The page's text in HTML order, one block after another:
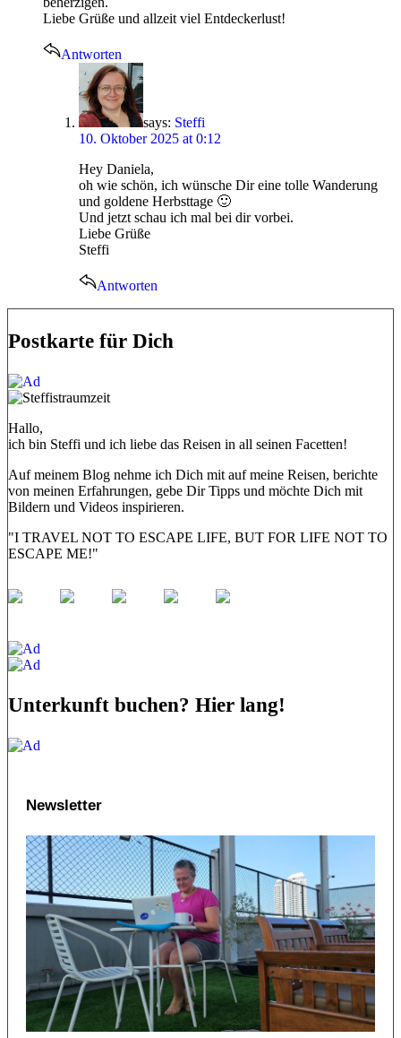
Liebe Grüße und allzeit viel Entdeckerlust!
Antworten
says: Steffi
10. Oktober 2025 at 0:12
Hey Daniela,
oh wie schön, ich wünsche Dir eine tolle Wanderung
und goldene Herbsttage 🙂
Und jetzt schau ich mal bei dir vorbei.
Liebe Grüße
Steffi
Antworten
Postkarte für Dich
Hallo,
ich bin Steffi und ich liebe das Reisen in all seinen Facetten!
Auf meinem Blog nehme ich Dich mit auf meine Reisen, berichte
von meinen Erfahrungen, gebe Dir Tipps und möchte Dich mit
Bildern und Videos inspirieren.
"I TRAVEL NOT TO ESCAPE LIFE, BUT FOR LIFE NOT TO
ESCAPE ME!"
Unterkunft buchen? Hier lang!
Newsletter